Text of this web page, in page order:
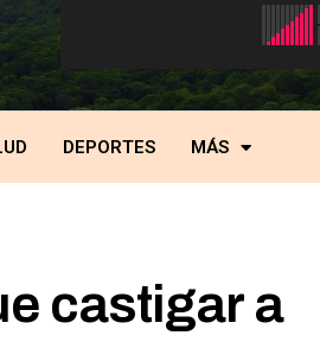
DEPORTES MÁS
castigar a